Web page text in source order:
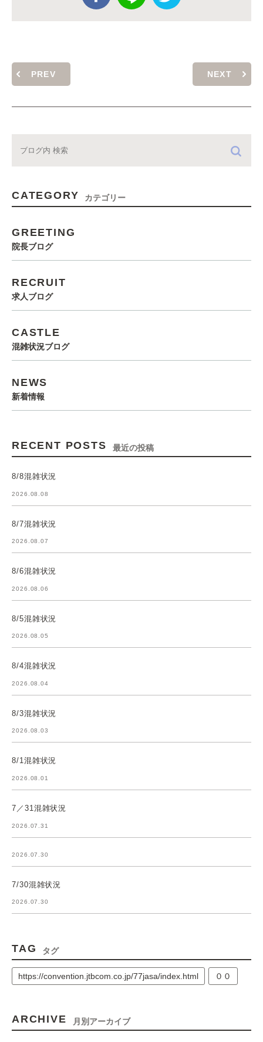
PREV NEXT
CATEGORY カテゴリー
GREETING
院長ブログ
RECRUIT
求人ブログ
CASTLE
混雑状況ブログ
NEWS
新着情報
RECENT POSTS 最近の投稿
8/8混雑状況
2026.08.08
8/7混雑状況
2026.08.07
8/6混雑状況
2026.08.06
8/5混雑状況
2026.08.05
8/4混雑状況
2026.08.04
8/3混雑状況
2026.08.03
8/1混雑状況
2026.08.01
7／31混雑状況
2026.07.31
2026.07.30
7/30混雑状況
2026.07.30
TAG タグ
https://convention.jtbcom.co.jp/77jasa/index.html ００
ARCHIVE 月別アーカイブ